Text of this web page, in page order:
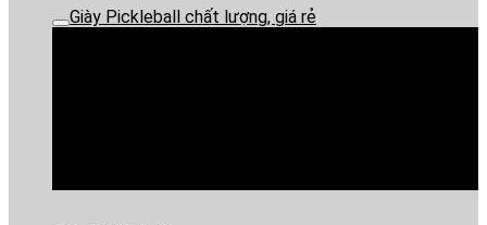
Giày Pickleball chất lượng, giá rẻ